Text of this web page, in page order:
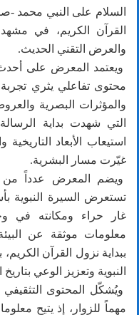
السلام على النبي محمد -
القرآن الكريم، في
والعرض التقني الحديث.
ويعتمد المعرض على أحدث
محتوى تفاعلي يثري تجربة
والمؤثرات البصرية
التي شهدت بداية
استيعاب الأبعاد
غيّرت مسار البشرية.
ويضم المعرض عدداً من
تستعرض السيرة النبوية
غار حراء ومكانته في
معلومات موثقة عن
ببداية نزول القرآن
النبوية وتعزيز الوعي بتاريخ
ويُشكّل المحتوى
مهماً للزوار، إذ يتيح